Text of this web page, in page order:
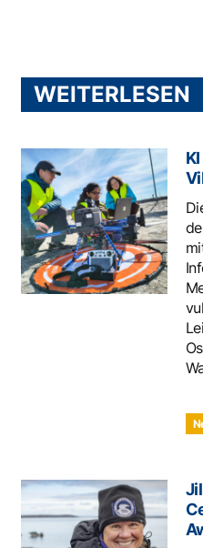
WEITERLESEN